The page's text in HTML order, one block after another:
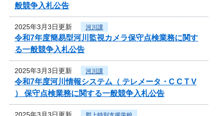
般競争入札公告
2025年3月3日更新 河川課
令和7年度簡易型河川監視カメラ保守点検業務に関す
る一般競争入札公告
2025年3月3日更新 河川課
令和7年度河川情報システム（ テレメータ・C C T V
） 保守点検業務に関する一般競争入札公告